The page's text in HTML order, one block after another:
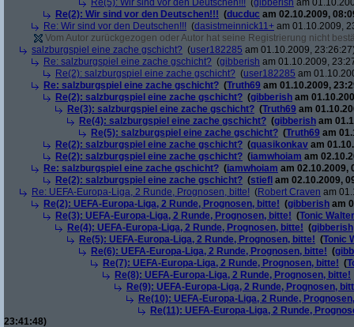
Re(5): Wir sind vor den Deutschen!!! (gibberish am
Re(2): Wir sind vor den Deutschen!!! (ducduc am 02.10.2009,
Re: Wir sind vor den Deutschen!!! (dasistmeinnick11+ am 01.10.2009,
Vom Autor zurückgezogen oder Autor hat seine Registrierung nicht
salzburgspiel eine zache gschicht? (user182285 am 01.10.2009,
Re: salzburgspiel eine zache gschicht? (gibberish am 01.10.2009,
Re(2): salzburgspiel eine zache gschicht? (user182285 am
Re: salzburgspiel eine zache gschicht? (Truth69 am 01.10.2009,
Re(2): salzburgspiel eine zache gschicht? (gibberish am
Re(3): salzburgspiel eine zache gschicht? (Truth69 am
Re(4): salzburgspiel eine zache gschicht? (gibberish am
Re(5): salzburgspiel eine zache gschicht? (Truth69 am
Re(2): salzburgspiel eine zache gschicht? (quasikonkav am
Re(2): salzburgspiel eine zache gschicht? (iamwhoiam am
Re: salzburgspiel eine zache gschicht? (iamwhoiam am 02.10.2009,
Re(2): salzburgspiel eine zache gschicht? (stiefl am 02.10.2009,
Re: UEFA-Europa-Liga, 2 Runde, Prognosen, bitte! (Robert Craven am
Re(2): UEFA-Europa-Liga, 2 Runde, Prognosen, bitte! (gibberish am
Re(3): UEFA-Europa-Liga, 2 Runde, Prognosen, bitte! (Tonic Walter
Re(4): UEFA-Europa-Liga, 2 Runde, Prognosen, bitte! (gibberish
Re(5): UEFA-Europa-Liga, 2 Runde, Prognosen, bitte! (Tonic
Re(6): UEFA-Europa-Liga, 2 Runde, Prognosen, bitte! (
Re(7): UEFA-Europa-Liga, 2 Runde, Prognosen, bitte! (
Re(8): UEFA-Europa-Liga, 2 Runde, Prognosen, bitte!
Re(9): UEFA-Europa-Liga, 2 Runde, Prognosen,
Re(10): UEFA-Europa-Liga, 2 Runde,
Re(11): UEFA-Europa-Liga, 2 Runde,
23:41:48)